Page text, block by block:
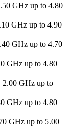
GHz up to 4.80
GHz up to 4.90
GHz up to 4.70
GHz up to 4.80
GHz up to
GHz up to 4.80
GHz up to 5.00